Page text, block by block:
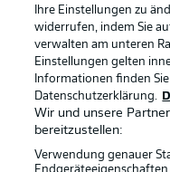
Impressum
Spieler
AGB
Ihre Einstellungen zu
widerrufen, indem Sie
verwalten am unteren
Einstellungen gelten
Informationen finden
Datenschutzerklärung.
Wir und unsere
bereitzustellen:
Verwendung genauer